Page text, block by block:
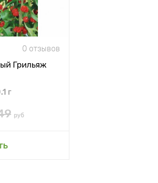
0 отзывов
Грильяж
г
руб